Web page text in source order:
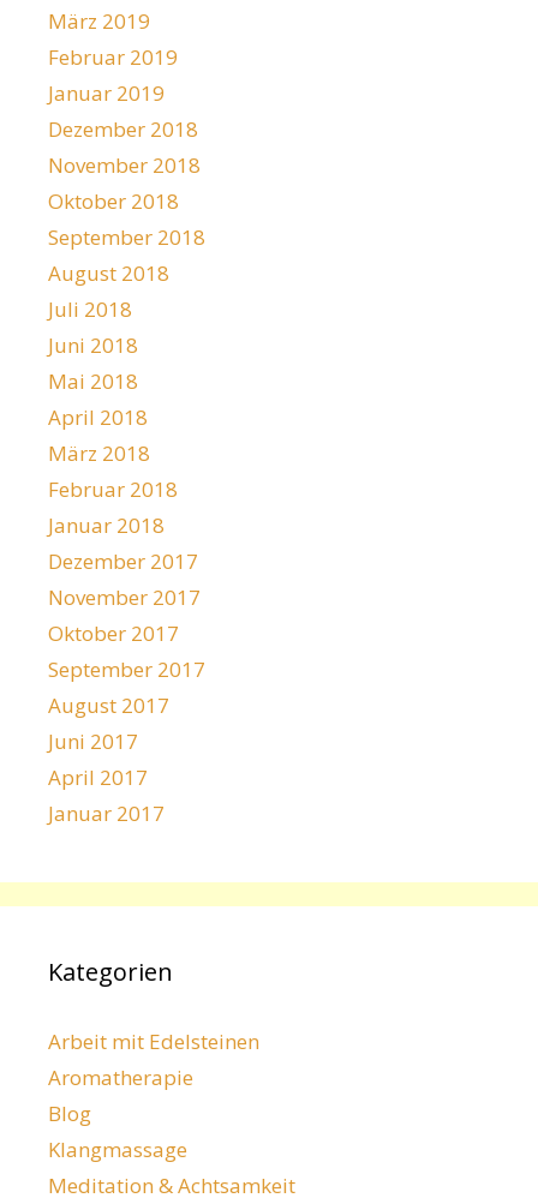
März 2019
Februar 2019
Januar 2019
Dezember 2018
November 2018
Oktober 2018
September 2018
August 2018
Juli 2018
Juni 2018
Mai 2018
April 2018
März 2018
Februar 2018
Januar 2018
Dezember 2017
November 2017
Oktober 2017
September 2017
August 2017
Juni 2017
April 2017
Januar 2017
Kategorien
Arbeit mit Edelsteinen
Aromatherapie
Blog
Klangmassage
Meditation & Achtsamkeit